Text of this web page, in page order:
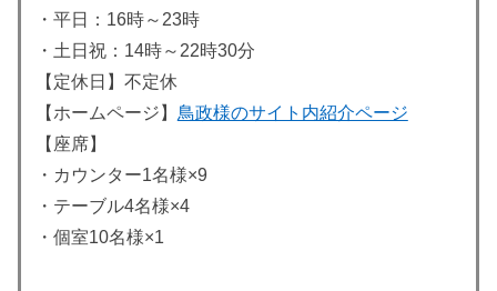
・平日：16時～23時
・土日祝：14時～22時30分
【定休日】不定休
【ホームページ】 鳥政様のサイト内紹介ページ
【座席】
・カウンター1名様×9
・テーブル4名様×4
・個室10名様×1